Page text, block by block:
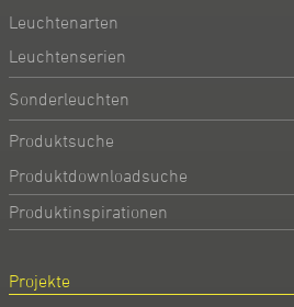
Leuchtenarten
Leuchtenserien
Sonderleuchten
Produktsuche
Produktdownloadsuche
Produktinspirationen
Projekte